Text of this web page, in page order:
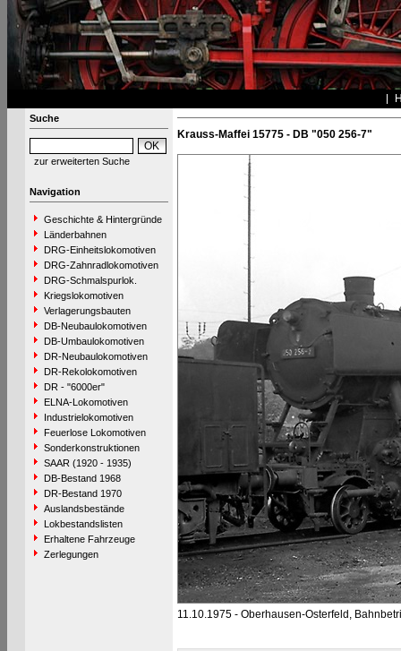
Suche
zur erweiterten Suche
Navigation
Geschichte & Hintergründe
Länderbahnen
DRG-Einheitslokomotiven
DRG-Zahnradlokomotiven
DRG-Schmalspurlok.
Kriegslokomotiven
Verlagerungsbauten
DB-Neubaulokomotiven
DB-Umbaulokomotiven
DR-Neubaulokomotiven
DR-Rekolokomotiven
DR - "6000er"
ELNA-Lokomotiven
Industrielokomotiven
Feuerlose Lokomotiven
Sonderkonstruktionen
SAAR (1920 - 1935)
DB-Bestand 1968
DR-Bestand 1970
Auslandsbestände
Lokbestandslisten
Erhaltene Fahrzeuge
Zerlegungen
Krauss-Maffei 15775 - DB "050 256-7"
11.10.1975 - Oberhausen-Osterfeld,